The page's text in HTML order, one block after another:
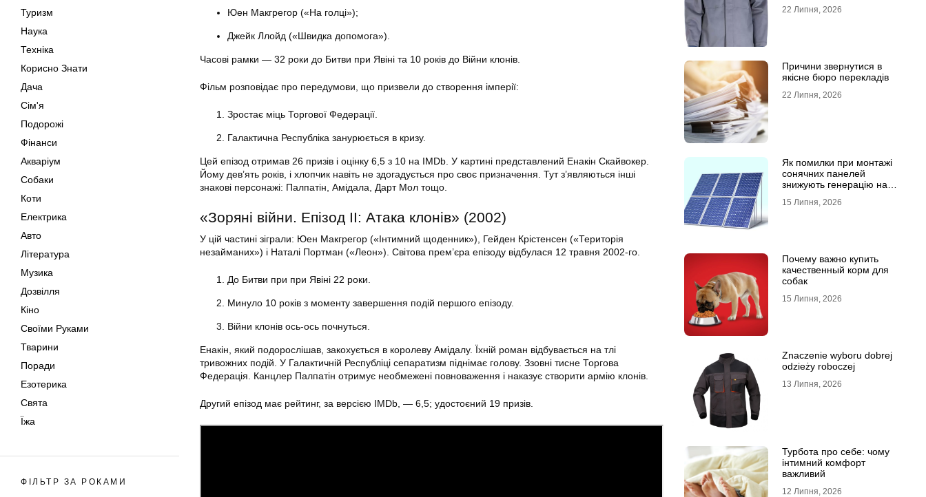
Туризм
Наука
Техніка
Корисно Знати
Дача
Сім'я
Подорожі
Фінанси
Акваріум
Собаки
Коти
Електрика
Авто
Література
Музика
Дозвілля
Кіно
Своїми Руками
Тварини
Поради
Езотерика
Свята
Їжа
ФІЛЬТР ЗА РОКАМИ
Юен Макгрегор («На голці»);
Джейк Ллойд («Швидка допомога»).
Часові рамки — 32 роки до Битви при Явіні та 10 років до Війни клонів.
Фільм розповідає про передумови, що призвели до створення імперії:
Зростає міць Торгової Федерації.
Галактична Республіка занурюється в кризу.
Цей епізод отримав 26 призів і оцінку 6,5 з 10 на IMDb. У картині представлений Енакін Скайвокер.
Йому дев’ять років, і хлопчик навіть не здогадується про своє призначення. Тут з’являються інші
знакові персонажі: Палпатін, Амідала, Дарт Мол тощо.
«Зоряні війни. Епізод II: Атака клонів» (2002)
У цій частині зіграли: Юен Макгрегор («Інтимний щоденник»), Гейден Крістенсен («Територія
незайманих») і Наталі Портман («Леон»). Світова прем’єра епізоду відбулася 12 травня 2002-го.
До Битви при при Явіні 22 роки.
Минуло 10 років з моменту завершення подій першого епізоду.
Війни клонів ось-ось почнуться.
Енакін, який подорослішав, закохується в королеву Амідалу. Їхній роман відбувається на тлі
тривожних подій. У Галактичній Республіці сепаратизм піднімає голову. Ззовні тисне Торгова
Федерація. Канцлер Палпатін отримує необмежені повноваження і наказує створити армію клонів.
Другий епізод має рейтинг, за версією IMDb, — 6,5; удостоєний 19 призів.
22 Липня, 2026
Причини звернутися в
якісне бюро перекладів
22 Липня, 2026
Як помилки при монтажі
сонячних панелей
знижують генерацію на
15 Липня, 2026
Почему важно купить
качественный корм для
собак
15 Липня, 2026
Znaczenie wyboru dobrej
odzieży roboczej
13 Липня, 2026
Турбота про себе: чому
інтимний комфорт
важливий
12 Липня, 2026